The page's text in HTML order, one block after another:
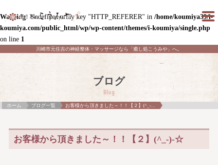
Warning: Undefined array key "HTTP_REFERER" in /home/koumiya39/i-
koumiya.com/public_html/wp/wp-content/themes/i-koumiya/single.php
on line 1
川崎市元住吉の神経整体・マッサージなら「癒し処こうみや」へ。
ブログ
Blog
ホーム ブログ一覧 お客様から頂きました～！！【２】(^_-...
お客様から頂きました～！！【２】(^_-)-☆